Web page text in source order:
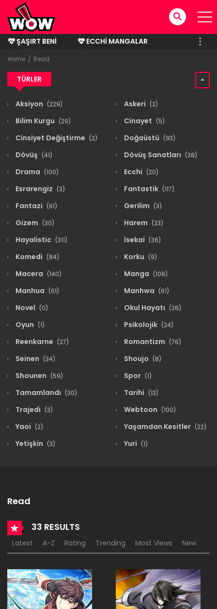
ŞAŞIRT BENI
ECCHI MANGALAR
BITMIŞ MANGALAR
Home Read
TÜRLER
Aksiyon (229) Askeri (2)
Bilim Kurgu (29) Cinayet (5)
Cinsiyet Değiştirme (2) Doğaüstü (93)
Dövüş (41) Dövüş Sanatları (38)
Drama (100) Ecchi (20)
Esrarengiz (3) Fantastik (117)
Fantazi (61) Gerilim (3)
Gizem (30) Harem (23)
Hayalistic (311) İsekai (36)
Komedi (84) Korku (9)
Macera (140) Manga (108)
Manhua (61) Manhwa (61)
Novel (0) Okul Hayatı (26)
Oyun (1) Psikolojik (24)
Reenkarne (27) Romantizm (76)
Seinen (34) Shoujo (8)
Shounen (59) Spor (1)
Tamamlandı (30) Tarihi (13)
Trajedi (3) Webtoon (100)
Yaoi (2) Yaşamdan Kesitler (22)
Yetişkin (3) Yuri (1)
Read
33 RESULTS
Latest A-Z Rating Trending Most Views New